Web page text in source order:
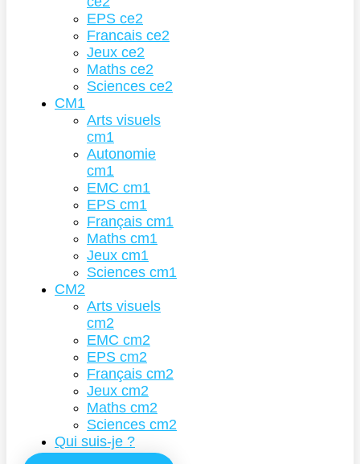
EPS ce2
Francais ce2
Jeux ce2
Maths ce2
Sciences ce2
CM1
Arts visuels
cm1
Autonomie
cm1
EMC cm1
EPS cm1
Français cm1
Maths cm1
Jeux cm1
Sciences cm1
CM2
Arts visuels
cm2
EMC cm2
EPS cm2
Français cm2
Jeux cm2
Maths cm2
Sciences cm2
Qui suis-je ?